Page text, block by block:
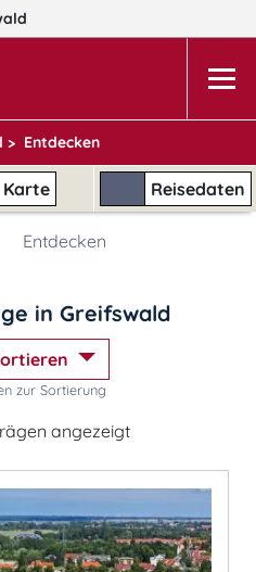
> Entdecken
Karte Reisedaten
Entdecken
in Greifswald
zur Sortierung
angezeigt